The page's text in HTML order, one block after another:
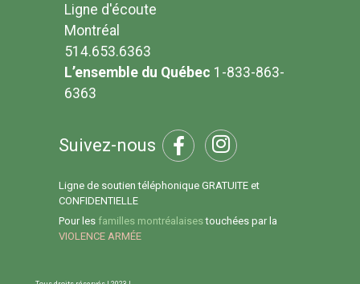
Ligne d'écoute
Montréal
514.653.6363
L’ensemble du Québec 1-833-863-
6363
Suivez-nous
Ligne de soutien téléphonique GRATUITE et
CONFIDENTIELLE
Pour les familles montréalaisestouchées par la
VIOLENCE ARMÉE